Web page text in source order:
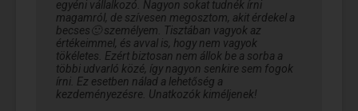
egyéni vállalkozó. Nagyon sokat tudnék írni
magamról, de szívesen megosztom, akit érdekel a
becses🙂 személyem. Tisztában vagyok az
értékeimmel, és avval is, hogy nem vagyok
tökéletes. Ezért biztosan nem állok be a sorba a
többi udvarló közé, így nagyon senkire sem fogok
írni. Ez esetben nálad a lehetőség a
kezdeményezésre. Unatkozók kiméljenek!